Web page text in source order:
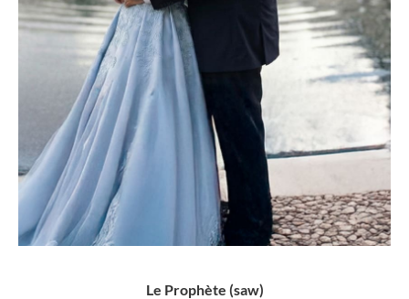
Le Prophète (saw)